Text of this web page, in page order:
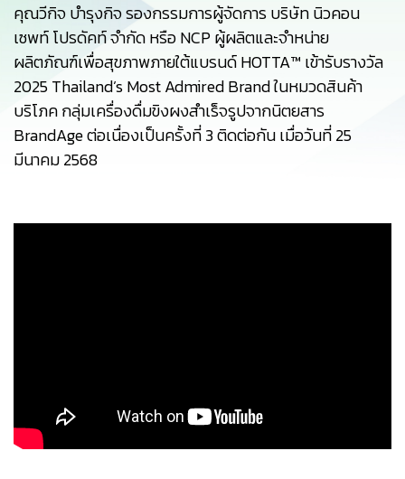
คุณวีกิจ บำรุงกิจ รองกรรมการผู้จัดการ บริษัท นิวคอน
เซพท์ โปรดัคท์ จำกัด หรือ NCP ผู้ผลิตและจำหน่าย
ผลิตภัณฑ์เพื่อสุขภาพภายใต้แบรนด์ HOTTA™ เข้ารับรางวัล
2025 Thailand’s Most Admired Brand ในหมวดสินค้า
บริโภค กลุ่มเครื่องดื่มขิงผงสำเร็จรูปจากนิตยสาร
BrandAge ต่อเนื่องเป็นครั้งที่ 3 ติดต่อกัน เมื่อวันที่ 25
มีนาคม 2568